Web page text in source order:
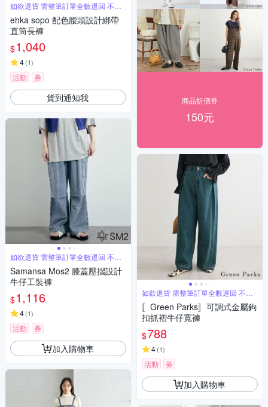
如欲退貨 需整筆訂單全數退回 不能
單退
ehka sopo 配色腰頭設計綁帶
直筒長褲
$1,040
4(1)
活動 券
貨到通知我
如欲退貨 需整筆訂單全數退回 不能
單退
Samansa Mos2 膝蓋壓摺設計
牛仔工裝褲
$1,116
4(1)
活動 券
加入購物車
商品折價券
150元
如欲退貨 需整筆訂單全數退回 不能
單退
〚Green Parks〛可調式金屬鉤
扣抓褶牛仔寬褲
$788
4(1)
活動 券
加入購物車